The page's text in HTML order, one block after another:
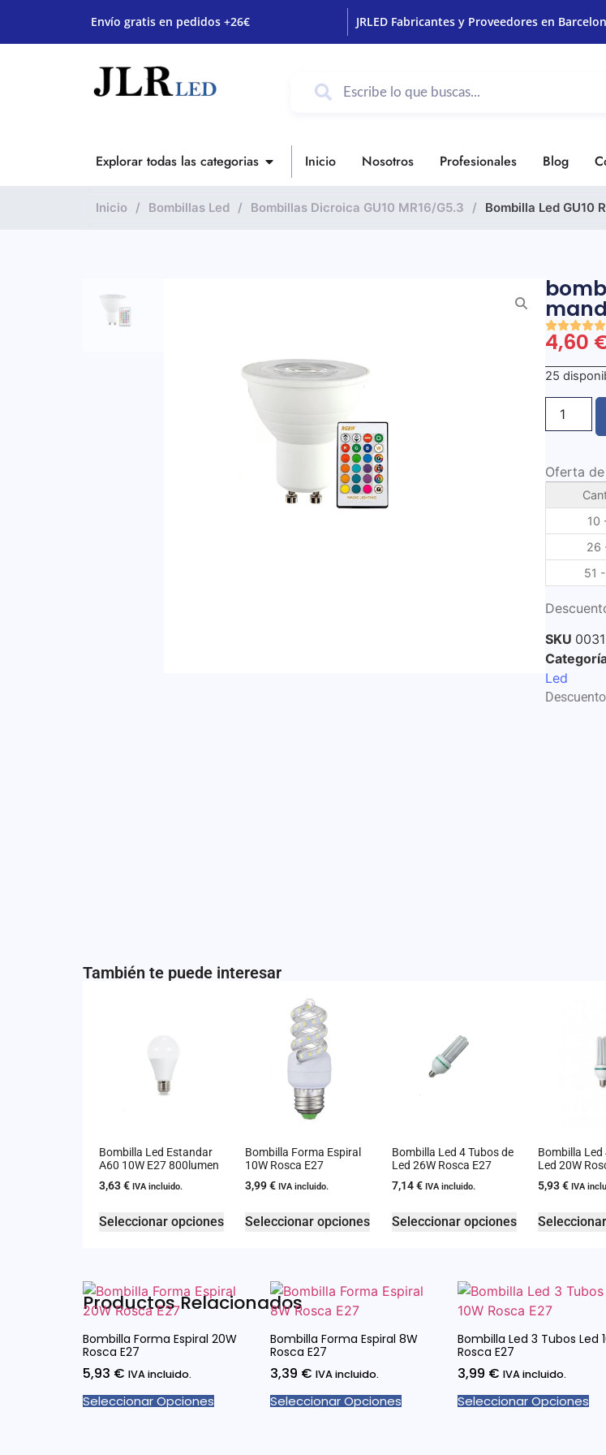
Envío gratis en pedidos +26€ JRLED Fabricantes y Proveedores en
Explorar todas las categorias Inicio Nosotros Profesionales Blog
Inicio / Bombillas Led / Bombillas Dicroica GU10 MR16/g5.3 / Bombilla Led GU10
4,60
25
Oferta
10
26
51
SKU 0031
Led
También te puede interesar
Bombilla Led Estandar
A60 10W E27 800lumen
3,63€ IVA incluido.
Seleccionar opciones
Bombilla Forma Espiral
10W Rosca E27
3,99€ IVA incluido.
Seleccionar opciones
Bombilla Led 4 Tubos de
Led 26W Rosca E27
7,14€ IVA incluido.
Seleccionar opciones
Bombilla Led
Led 20W
5,93€ IVA
Productos Relacionados
Bombilla Forma Espiral 20W
Rosca E27
5,93 € IVA incluido.
Seleccionar Opciones
Bombilla Forma Espiral 8W
Rosca E27
3,39 € IVA incluido.
Seleccionar Opciones
Bombilla Led 3 Tubos Led
Rosca E27
3,99 € IVA incluido.
Seleccionar Opciones